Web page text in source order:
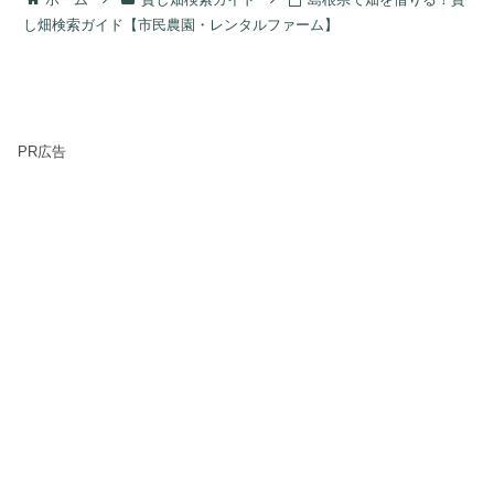
し畑検索ガイド【市民農園・レンタルファーム】
PR広告